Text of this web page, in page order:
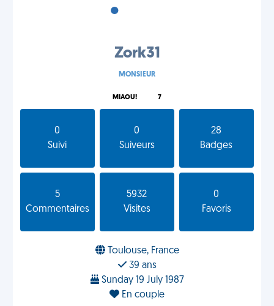
•
Zork31
MONSIEUR
MIAOU! 7
0
Suivi
0
Suiveurs
28
Badges
5
Commentaires
5932
Visites
0
Favoris
Toulouse, France
39 ans
Sunday 19 July 1987
En couple